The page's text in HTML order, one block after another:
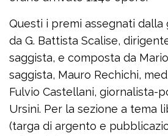
Questi i premi assegnati dalla
da G. Battista Scalise,
saggista, e composta da
saggista, Mauro Rechichi,
Fulvio Castellani, giornalista-
Ursini. Per la sezione a tema
(targa di argento e